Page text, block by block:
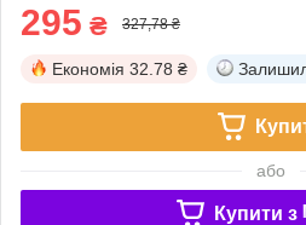
295 ₴ 327,78 ₴
Економія 32.78 ₴
або
Купити з